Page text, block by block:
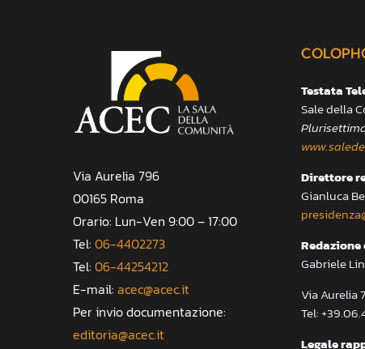
Via Aurelia 796
00165 Roma
Orario: Lun-Ven 9:00 – 17:00
Tel: 06-4402273
Tel: 06-44254212
E-mail: acec@acec.it
Per invio documentazione:
editoria@acec.it
Testata
Sale della
Direttore
Gianluca
Gabriele
Via Aurelia
Tel:
Legale